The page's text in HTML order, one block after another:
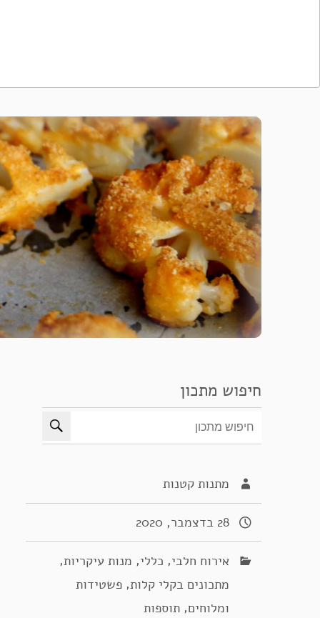
חיפוש מתכון
מתנות קטנות
28 בדצמבר, 2020
אירוח חלבי, כללי, מנות עיקריות,
מתכונים בקלי קלות, פשטידות
ומלוחים, תוספות